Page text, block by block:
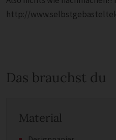
http://
Das brauchst du
Material